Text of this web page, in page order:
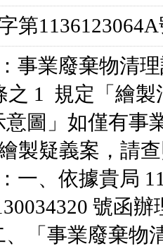
第
事業廢棄物清理
之 1 規定「繪製
」如僅有事業
製疑義案，請
、依據貴局
號函辦
事業廢棄物清